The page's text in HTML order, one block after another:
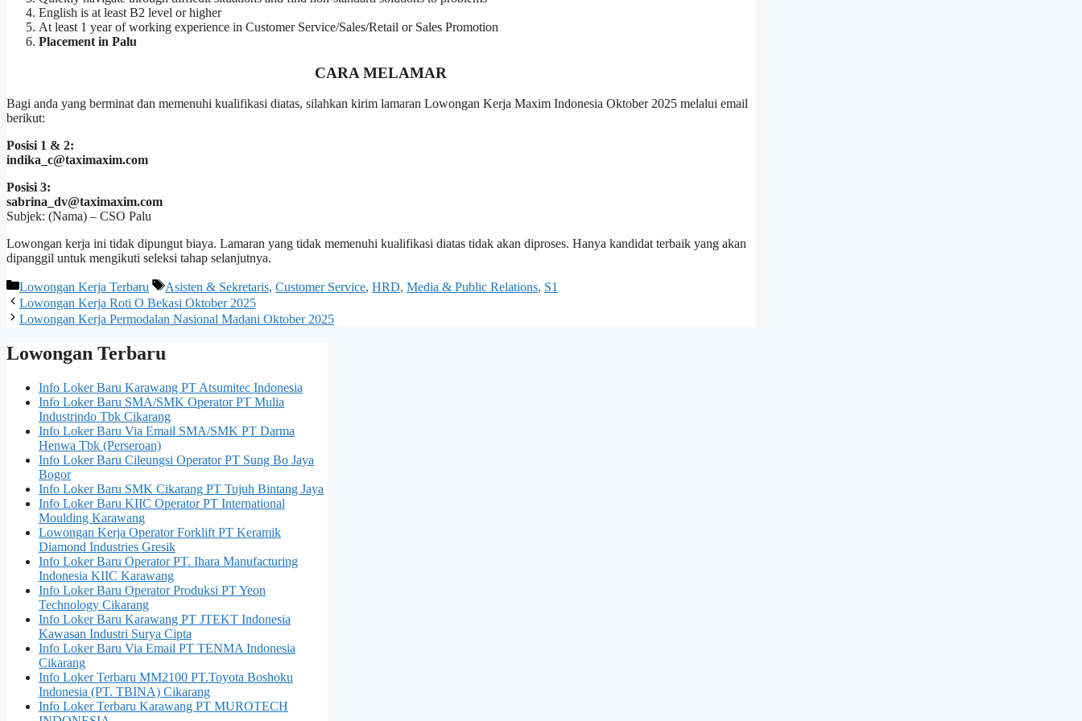
English is at least B2 level or higher
At least 1 year of working experience in Customer Service/Sales/Retail or Sales Promotion
Placement in Palu
CARA MELAMAR
Bagi anda yang berminat dan memenuhi kualifikasi diatas, silahkan kirim lamaran Lowongan Kerja Maxim Indonesia Oktober 2025 melalui email
berikut:
Posisi 1 & 2:
indika_c@taximaxim.com
Posisi 3:
sabrina_dv@taximaxim.com
Subjek: (Nama) – CSO Palu
Lowongan kerja ini tidak dipungut biaya. Lamaran yang tidak memenuhi kualifikasi diatas tidak akan diproses. Hanya kandidat terbaik yang akan
dipanggil untuk mengikuti seleksi tahap selanjutnya.
Kategori
Lowongan Kerja Terbaru Tag
Asisten & Sekretaris, Customer Service, HRD, Media & Public Relations, S1
Lowongan Kerja Roti O Bekasi Oktober 2025
Lowongan Kerja Permodalan Nasional Madani Oktober 2025
Lowongan Terbaru
Info Loker Baru Karawang PT Atsumitec Indonesia
Info Loker Baru SMA/SMK Operator PT Mulia
Industrindo Tbk Cikarang
Info Loker Baru Via Email SMA/SMK PT Darma
Henwa Tbk (Perseroan)
Info Loker Baru Cileungsi Operator PT Sung Bо Jaya
Bogor
Info Loker Baru SMK Cikarang PT Tujuh Bintang Jaya
Info Loker Baru KIIC Operator PT International
Moulding Karawang
Lowongan Kerja Operator Forklift PT Keramik
Diamond Industries Gresik
Info Loker Baru Operator PT. Ihara Manufacturing
Indonesia KIIC Karawang
Info Loker Baru Operator Produksi PT Yeon
Technology Cikarang
Info Loker Baru Karawang PT JTEKT Indonesia
Kawasan Industri Surya Cipta
Info Loker Baru Via Email PT TENMA Indonesia
Cikarang
Info Loker Terbaru MM2100 PT.Toyota Boshoku
Indonesia (PT. TBINA) Cikarang
Info Loker Terbaru Karawang PT MUROTECH